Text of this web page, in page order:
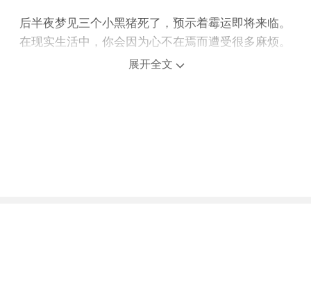
后半夜梦见三个小黑猪死了，预示着霉运即将来临。
在现实生活中，你会因为心不在焉而遭受很多麻烦。
上午梦见三个小黑猪死了，说明将发生对你有利的事
展开全文